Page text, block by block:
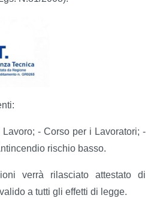
- Corso per i Lavoratori; -
rischio basso.
verrà rilasciato attestato di
a tutti gli effetti di legge.